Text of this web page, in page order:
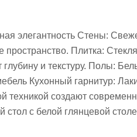
элегантность Стены:
пространство. Плитка:
глубину и текстуру. Полы:
Кухонный гарнитур:
техникой создают
стол с белой глянцевой